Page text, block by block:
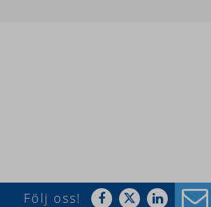
Följ oss!